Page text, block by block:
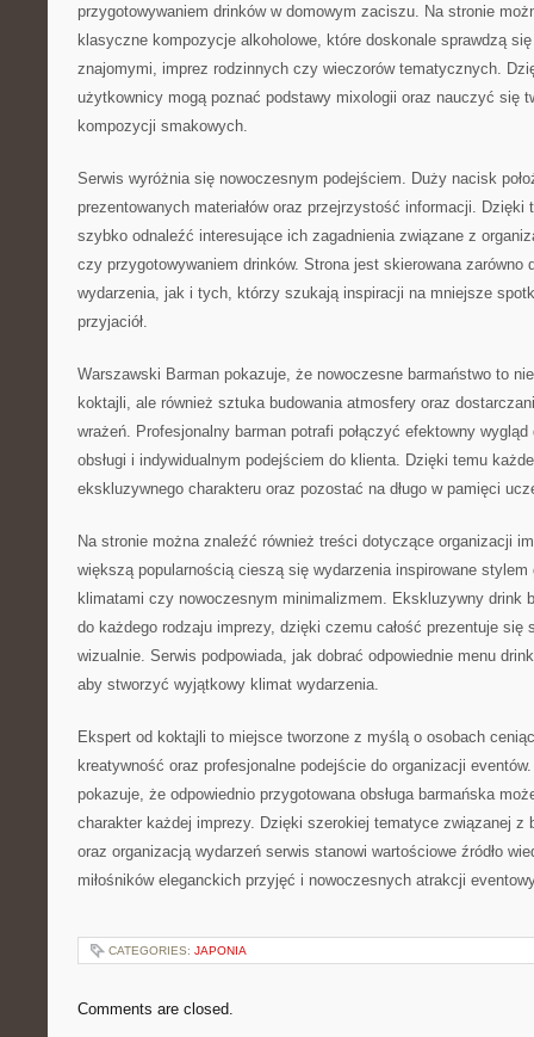
przygotowywaniem drinków w domowym zaciszu. Na stronie
klasyczne kompozycje alkoholowe, które doskonale sprawdzą
znajomymi, imprez rodzinnych czy wieczorów tematycznych.
użytkownicy mogą poznać podstawy mixologii oraz nauczyć się
kompozycji smakowych.
Serwis wyróżnia się nowoczesnym podejściem. Duży nacisk
prezentowanych materiałów oraz przejrzystość informacji. Dzięki
szybko odnaleźć interesujące ich zagadnienia związane z
czy przygotowywaniem drinków. Strona jest skierowana zarówno
wydarzenia, jak i tych, którzy szukają inspiracji na mniejsze
przyjaciół.
Warszawski Barman pokazuje, że nowoczesne barmaństwo to
koktajli, ale również sztuka budowania atmosfery oraz
wrażeń. Profesjonalny barman potrafi połączyć efektowny
obsługi i indywidualnym podejściem do klienta. Dzięki temu
ekskluzywnego charakteru oraz pozostać na długo w pamięci
Na stronie można znaleźć również treści dotyczące organizacji
większą popularnością cieszą się wydarzenia inspirowane stylem
klimatami czy nowoczesnym minimalizmem. Ekskluzywny drink
do każdego rodzaju imprezy, dzięki czemu całość prezentuje się
wizualnie. Serwis podpowiada, jak dobrać odpowiednie menu
aby stworzyć wyjątkowy klimat wydarzenia.
Ekspert od koktajli to miejsce tworzone z myślą o osobach
kreatywność oraz profesjonalne podejście do organizacji
pokazuje, że odpowiednio przygotowana obsługa barmańska
charakter każdej imprezy. Dzięki szerokiej tematyce związanej z
oraz organizacją wydarzeń serwis stanowi wartościowe źródło
miłośników eleganckich przyjęć i nowoczesnych atrakcji
CATEGORIES: JAPONIA
Comments are closed.